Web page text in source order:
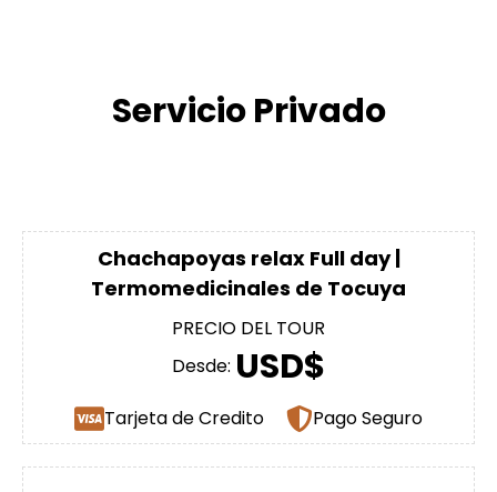
Servicio Privado
Chachapoyas relax Full day |
Termomedicinales de Tocuya
PRECIO DEL TOUR
Desde: USD$
Tarjeta de Credito Pago Seguro